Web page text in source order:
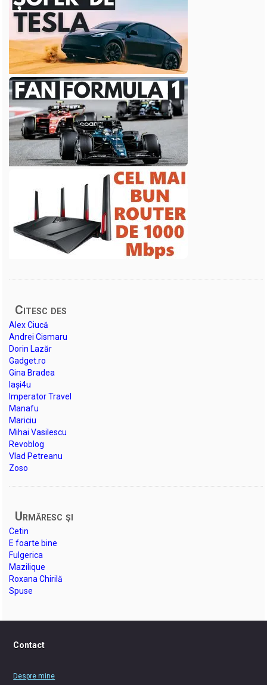
Citesc des
Alex Ciucă
Andrei Cismaru
Dorin Lazăr
Gadget.ro
Gina Bradea
Iași4u
Imperator Travel
Manafu
Mariciu
Mihai Vasilescu
Revoblog
Vlad Petreanu
Zoso
Urmăresc şi
Cetin
E foarte bine
Fulgerica
Mazilique
Roxana Chirilă
Spuse
Contact
Despre mine